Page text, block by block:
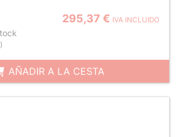
295,37 € IVA INCLUIDO
)
AÑADIR A LA CESTA